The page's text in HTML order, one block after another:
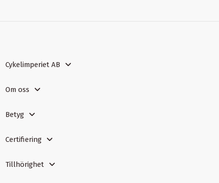
Cykelimperiet AB
Om oss
Betyg
Certifiering
Tillhörighet